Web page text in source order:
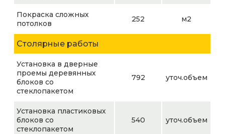
Покраска сложных
потолков
252 м2
Столярные работы
Установка в дверные
проемы деревянных
блоков со
стеклопакетом
792 уточ.объем
Установка пластиковых
блоков со
стеклопакетом
540 уточ.объем